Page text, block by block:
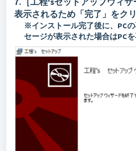
表示されるため「完了」をク
※インストール完了後に、PC
セージが表示された場合はPCを